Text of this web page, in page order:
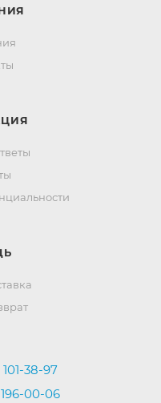
38-97
00-06